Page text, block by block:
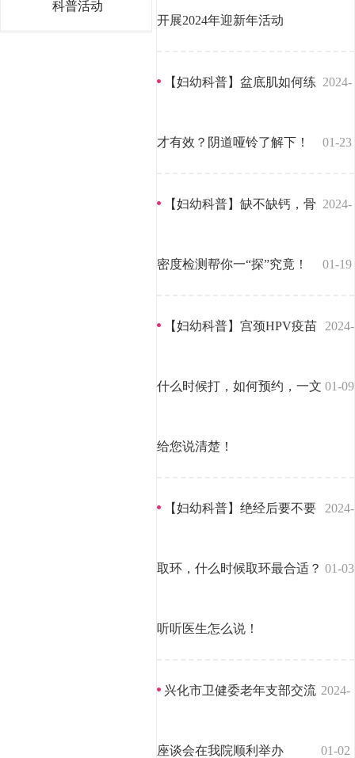
科普活动
开展2024年迎新年活动
【妇幼科普】盆底肌如何练
才有效？阴道哑铃了解下！
2024-
01-23
【妇幼科普】缺不缺钙，骨
密度检测帮你一“探”究竟！
2024-
01-19
【妇幼科普】宫颈HPV疫苗
什么时候打，如何预约，一文
给您说清楚！
2024-
01-09
【妇幼科普】绝经后要不要
取环，什么时候取环最合适？
听听医生怎么说！
2024-
01-03
兴化市卫健委老年支部交流
座谈会在我院顺利举办
2024-
01-02